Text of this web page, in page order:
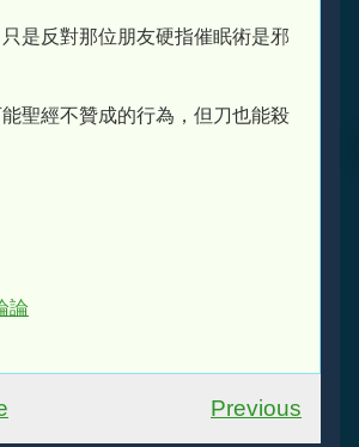
是反對那位朋友硬指催眠術是邪
聖經不贊成的行為，但刀也能殺
論
Previous